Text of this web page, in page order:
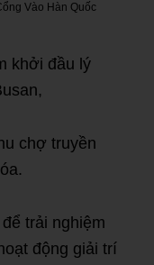
Vào Hàn Quốc
khởi đầu lý
chợ truyền
trải nghiệm
động giải trí